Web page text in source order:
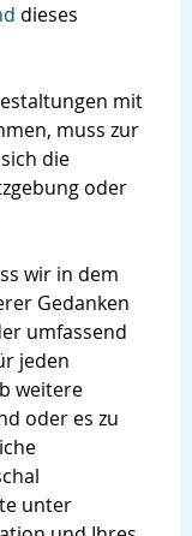
dieses
mit
muss zur
die
oder
wir in dem
Gedanken
umfassend
jeden
weitere
oder es zu
unter